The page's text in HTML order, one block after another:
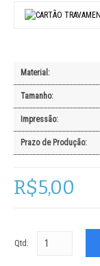
Material:
Tamanho:
Impressão:
Prazo de Produção:
R$5,00
Qtd: